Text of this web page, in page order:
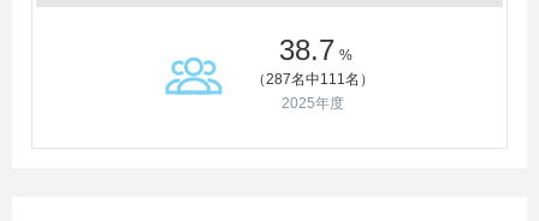
38.7 %
（287名中111名）
2025年度